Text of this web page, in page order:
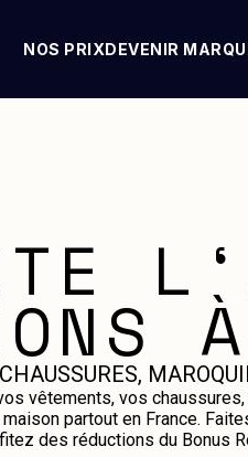
NOS PRIXDEVENIR
vêtements, vos
partout en France.
des réductions du Bonus